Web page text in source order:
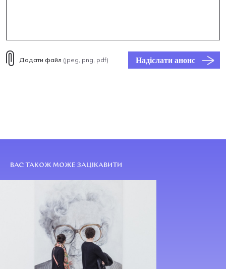
Додати файл (jpeg, png, pdf) Надіслати анонс
ВАС ТАКОЖ МОЖЕ ЗАЦІКАВИТИ